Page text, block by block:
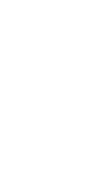
护士大关和与铃木
的电影爱好而结缘